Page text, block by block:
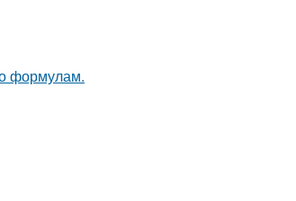
формулам.